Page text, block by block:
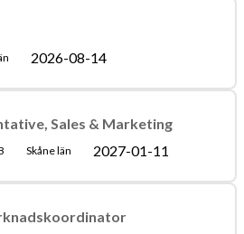
2026-08-14
Sales & Marketing
Skåne län 2027-01-11